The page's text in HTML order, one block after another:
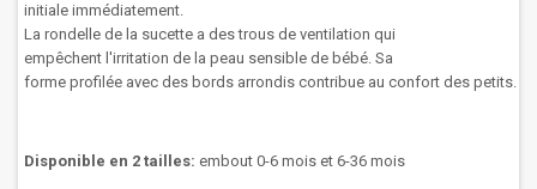
initiale immédiatement.
La rondelle de la sucette a des trous de ventilation qui
empêchent l'irritation de la peau sensible de bébé. Sa
forme profilée avec des bords arrondis contribue au confort des petits.
Disponible en 2 tailles: embout 0-6 mois et 6-36 mois